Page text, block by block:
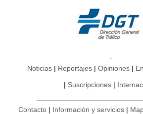
Noticias Reportajes Opiniones
Suscripciones
Contacto Información y servicios